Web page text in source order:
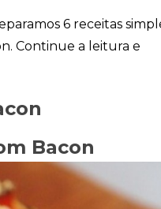
6 receitas
Continue a leitura e
Bacon